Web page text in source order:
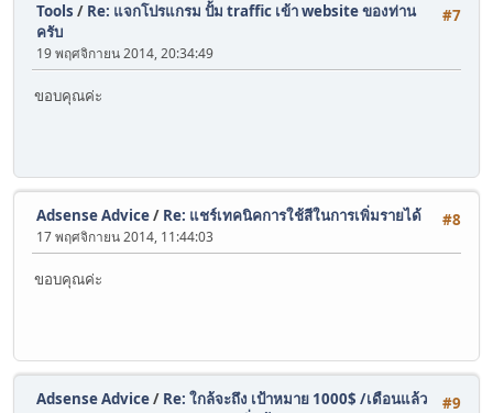
#7
Tools / Re: แจกโปรแกรม ปั้ม traffic เข้า website ของท่าน
ครับ
19 พฤศจิกายน 2014, 20:34:49
ขอบคุณค่ะ
#8
Adsense Advice/ Re: แชร์เทคนิคการใช้สีในการเพิ่มรายได้
17 พฤศจิกายน 2014, 11:44:03
ขอบคุณค่ะ
#9
Adsense Advice/ Re: ใกล้จะถึง เป้าหมาย 1000$ /เดือนแล้ว